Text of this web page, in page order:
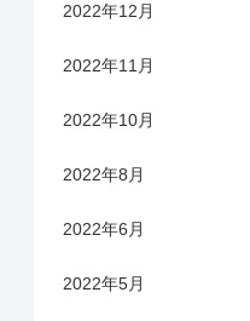
2022年12月
2022年11月
2022年10月
2022年8月
2022年6月
2022年5月